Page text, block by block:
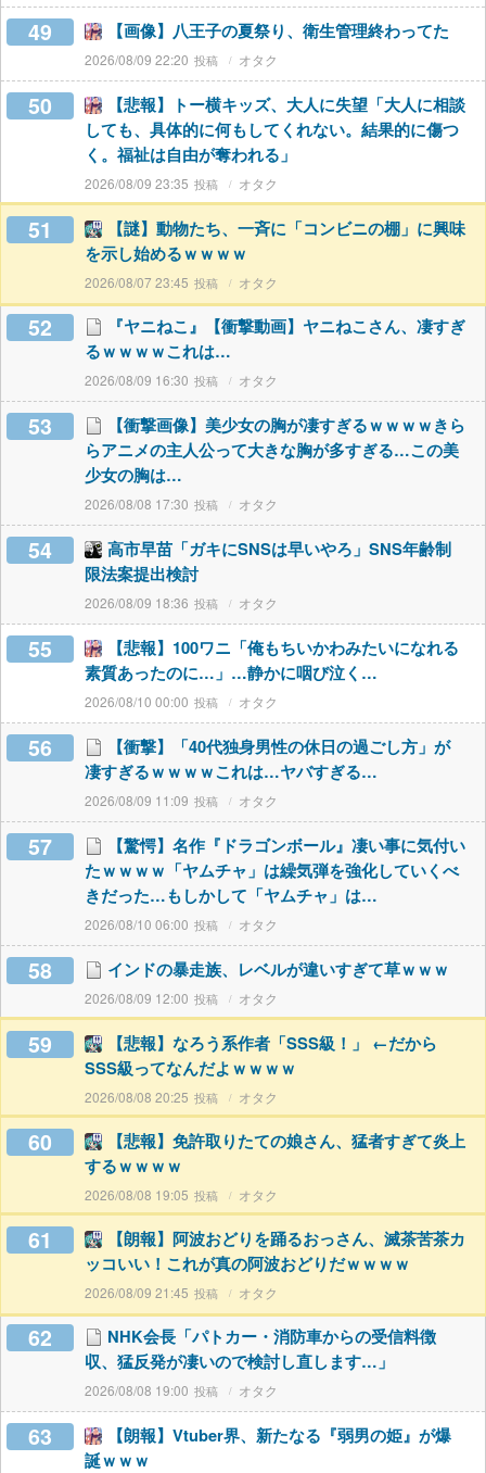
49 【画像】八王子の夏祭り、衛生管理終わってた
2026/08/09 22:20 オタク
50
【悲報】トー横キッズ、大人に失望「大人に相談
しても、具体的に何もしてくれない。結果的に傷つ
く。福祉は自由が奪われる」
2026/08/09 23:35 オタク
51
【謎】動物たち、一斉に「コンビニの棚」に興味
を示し始めるｗｗｗｗ
2026/08/07 23:45 オタク
52
『ヤニねこ』【衝撃動画】ヤニねこさん、凄すぎ
るｗｗｗｗこれは…
2026/08/09 16:30 オタク
53
【衝撃画像】美少女の胸が凄すぎるｗｗｗｗきら
らアニメの主人公って大きな胸が多すぎる…この美
少女の胸は…
2026/08/08 17:30 オタク
54
高市早苗「ガキにSNSは早いやろ」SNS年齢制
限法案提出検討
2026/08/09 18:36 オタク
55
【悲報】100ワニ「俺もちいかわみたいになれる
素質あったのに…」…静かに咽び泣く…
2026/08/10 00:00 オタク
56
【衝撃】「40代独身男性の休日の過ごし方」が
凄すぎるｗｗｗｗこれは…ヤバすぎる…
2026/08/09 11:09 オタク
57
【驚愕】名作『ドラゴンボール』凄い事に気付い
たｗｗｗｗ「ヤムチャ」は繰気弾を強化していくべ
きだった…もしかして「ヤムチャ」は…
2026/08/10 06:00 オタク
58 インドの暴走族、レベルが違いすぎて草ｗｗｗ
2026/08/09 12:00 オタク
59
【悲報】なろう系作者「SSS級！」 ←だから
SSS級ってなんだよｗｗｗｗ
2026/08/08 20:25 オタク
60
【悲報】免許取りたての娘さん、猛者すぎて炎上
するｗｗｗｗ
2026/08/08 19:05 オタク
61
【朗報】阿波おどりを踊るおっさん、滅茶苦茶カ
ッコいい！これが真の阿波おどりだｗｗｗｗ
2026/08/09 21:45 オタク
62
NHK会長「パトカー・消防車からの受信料徴
収、猛反発が凄いので検討し直します…」
2026/08/08 19:00 オタク
63
【朗報】Vtuber界、新たなる『弱男の姫』が爆
誕ｗｗｗ